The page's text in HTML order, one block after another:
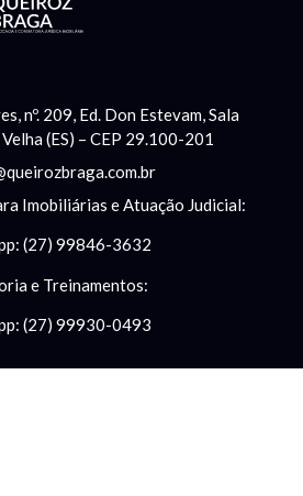
nº. 209, Ed. Don Estevam, Sala
(ES) – CEP 29.100-201
Imobiliárias e Atuação Judicial:
(27) 99846-3632
e Treinamentos:
(27) 99930-0493